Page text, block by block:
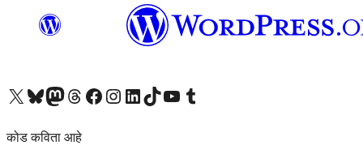
आमच्या X (एक्स) (पूर्वीचे ट्विटर) खात्याला भेट द्या आमच्या ब्लूस्की खात्याला भेट द्या.आमच्या Mastodon खात्याला भेट द्या.आमच्या थ्रेड्स खात्याला भेट द्या. आमच्या फेसबुक पेजला भेट द्या आमच्या इंस्टाग्राम खात्याला भेट द्या आमच्या लिंक्डइन खात्याला भेट द्या आमच्या टिकटॉक अकाउंटला भेट द्या.आमच्या यूट्यूब चॅनेलला भेट द्या आमच्या टंबलर खात्याला भेट द्या.
कोड कविता आहे